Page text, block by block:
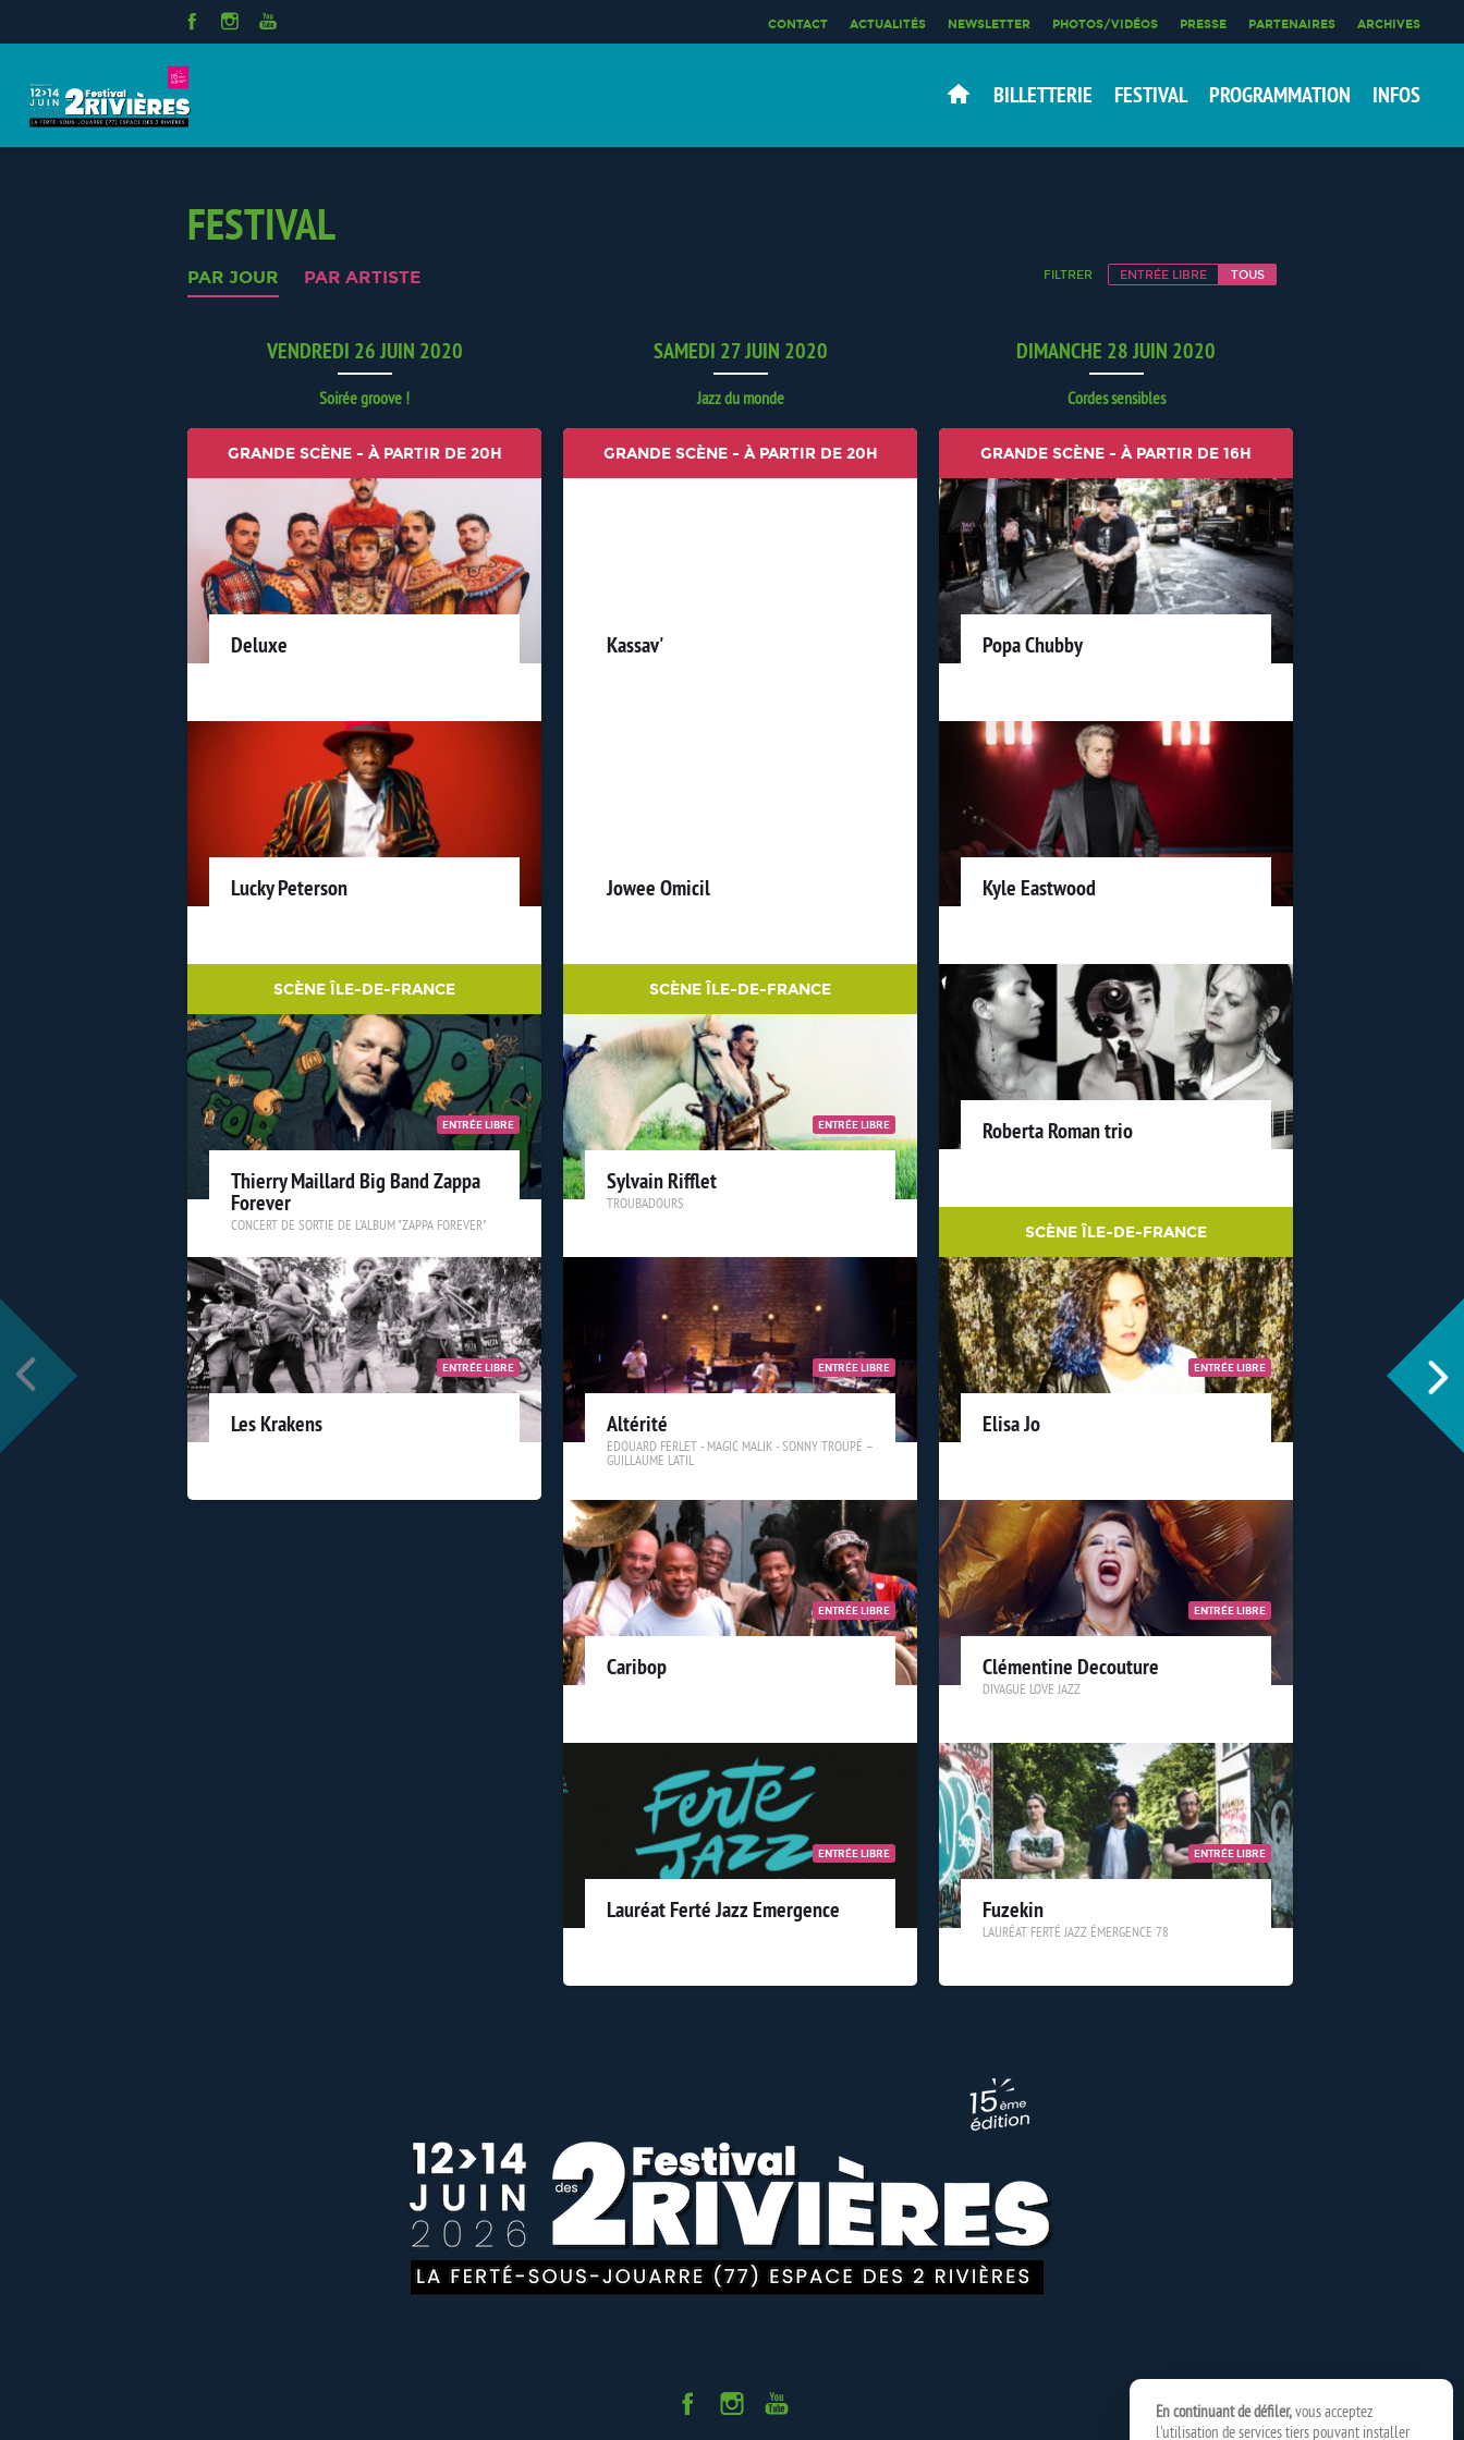
CONTACT ACTUALITÉS NEWSLETTER PHOTOS/VIDÉOS PRESSE PARTENAIRES ARCHIVES
BILLETTERIE FESTIVAL PROGRAMMATION INFOS
FESTIVAL
PAR JOUR PAR ARTISTE FILTRER ENTRÉE LIBRE TOUS
VENDREDI 26 JUIN 2020
Soirée groove !
GRANDE SCÈNE - À PARTIR DE 20H
Deluxe
Lucky Peterson
SCÈNE ÎLE-DE-FRANCE
ENTRÉE LIBRE
Thierry Maillard Big Band Zappa
Forever
CONCERT DE SORTIE DE L'ALBUM "ZAPPA FOREVER"
ENTRÉE LIBRE
Les Krakens
SAMEDI 27 JUIN 2020
Jazz du monde
GRANDE SCÈNE - À PARTIR DE 20H
Kassav'
Jowee Omicil
SCÈNE ÎLE-DE-FRANCE
ENTRÉE LIBRE
Sylvain Rifflet
TROUBADOURS
ENTRÉE LIBRE
Altérité
EDOUARD FERLET - MAGIC MALIK - SONNY TROUPÉ –
GUILLAUME LATIL
ENTRÉE LIBRE
Caribop
ENTRÉE LIBRE
Lauréat Ferté Jazz Emergence
DIMANCHE 28 JUIN 2020
Cordes sensibles
GRANDE SCÈNE - À PARTIR DE 16H
Popa Chubby
Kyle Eastwood
Roberta Roman trio
SCÈNE ÎLE-DE-FRANCE
ENTRÉE LIBRE
Elisa Jo
ENTRÉE LIBRE
Clémentine Decouture
DIVAGUE LOVE JAZZ
ENTRÉE LIBRE
Fuzekin
LAURÉAT FERTÉ JAZZ ÉMERGENCE 78
En continuant de défiler,vous acceptez
l'utilisation de services tiers pouvant installer